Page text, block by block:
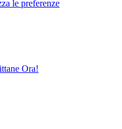
le preferenze
Ora!